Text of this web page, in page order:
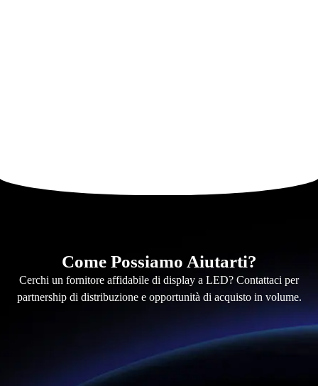
Come Possiamo Aiutarti?
Cerchi un fornitore affidabile di display a LED? Contattaci per
partnership di distribuzione e opportunità di acquisto in volume.